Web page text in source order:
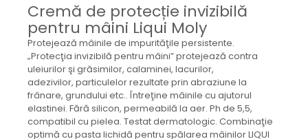
Mecanica
Electropompa si motoare
electrice
Burdufuri si cilindri hidraulici
Role, bucsi si bolturi
BEHRENS
Bolturi - role - bucse
Burdufe si cilindri
Cremă de protecție invizibilă
pentru mâini Liqui Moly
Protejează mâinile de impurităţile persistente.
„Protecţia invizibilă pentru mâini” protejează contra
uleiurilor şi grăsimilor, calaminei, lacurilor,
adezivilor, particulelor rezultate prin abraziune la
frânare, grundului etc.. Întreţine mâinile cu ajutorul
elastinei. Fără silicon, permeabilă la aer. Ph de 5,5,
compatibil cu pielea. Testat dermatologic. Combinaţie
optimă cu pasta lichidă pentru spălarea mâinilor LIQUI